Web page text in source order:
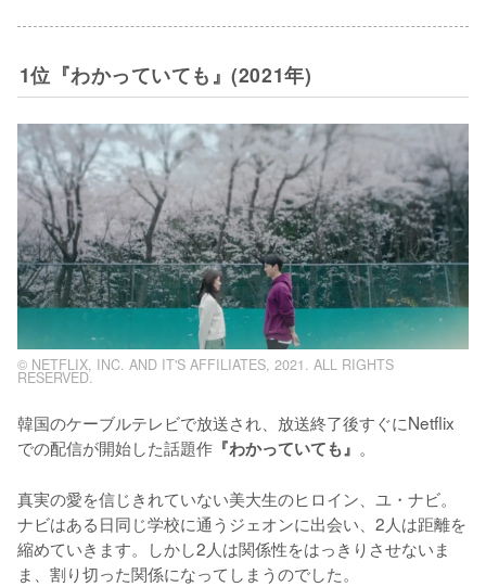
1位『わかっていても』(2021年)
© NETFLIX, INC. AND IT'S AFFILIATES, 2021. ALL RIGHTS
RESERVED.
韓国のケーブルテレビで放送され、放送終了後すぐにNetflix
での配信が開始した話題作 『わかっていても』 。
真実の愛を信じきれていない美大生のヒロイン、ユ・ナビ。
ナビはある日同じ学校に通うジェオンに出会い、2人は距離を
縮めていきます。しかし2人は関係性をはっきりさせないま
ま、割り切った関係になってしまうのでした。